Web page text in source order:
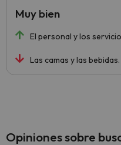
El personal y los
Las camas y las bebidas.
Muy bien
Opiniones sobre